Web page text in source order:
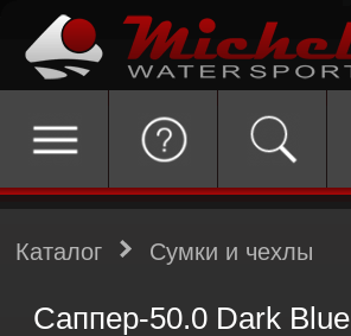
Каталог Сумки и чехлы
Саппер-50.0 Dark Blue